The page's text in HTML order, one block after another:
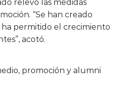
relevó las medidas
“Se han creado
permitido el crecimiento
acotó.
promoción y alumni